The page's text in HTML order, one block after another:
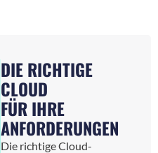
DIE RICHTIGE
CLOUD
FÜR IHRE
ANFORDERUNGEN
Die richtige Cloud-